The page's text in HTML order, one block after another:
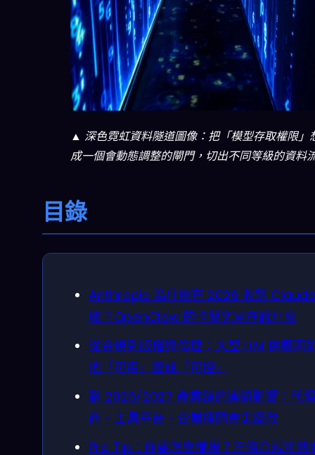
▲ 深色霓虹資料隧道圖像：把「模型存取權限」
成一個會動態調整的閘門，切出不同等級的資料
目錄
Anthropic 為什麼在 2026 收緊
取？OpenClaw 的卡關究竟在說什麼
從合規到版權與倫理：大型 LLM 供應商
把「可用」變成「可控」
對 2026/2027 產業鏈的連鎖影響：代理
商、工具平台、企業採購會怎麼改
Pro Tip：你要怎麼備援？三條合規可落